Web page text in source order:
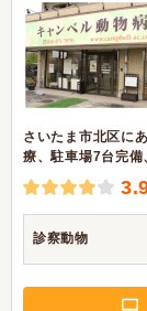
さいたま市北区に
療、駐車場7台完備
診察動物